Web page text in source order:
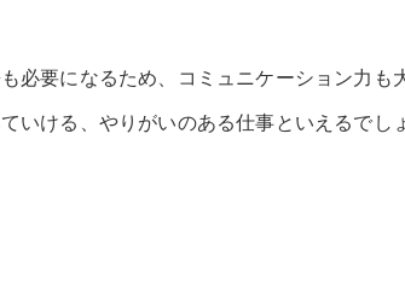
必要になるため、コミュニケーション力も
いける、やりがいのある仕事といえるでしょ